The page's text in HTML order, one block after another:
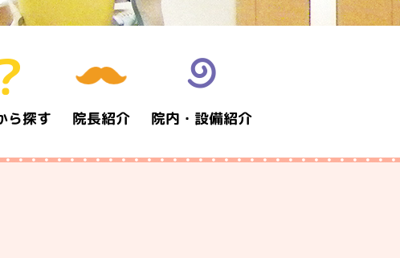
ら探す 院長紹介 院内・設備紹介